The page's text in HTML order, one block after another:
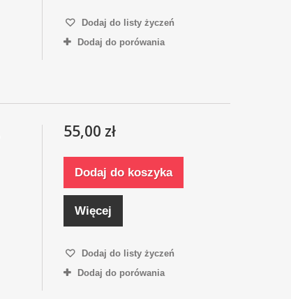
Dodaj do listy życzeń
Dodaj do porówania
55,00 zł
Dodaj do koszyka
Więcej
Dodaj do listy życzeń
Dodaj do porówania